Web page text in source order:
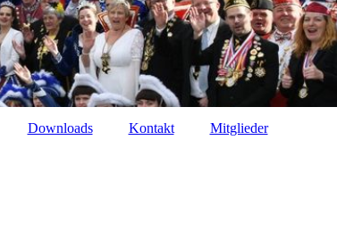
Downloads Kontakt Mitglieder